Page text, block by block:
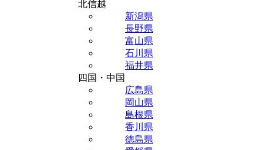
北信越
新潟県
長野県
富山県
石川県
福井県
四国・中国
広島県
岡山県
島根県
香川県
徳島県